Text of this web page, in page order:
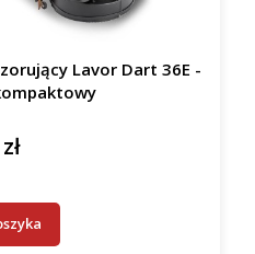
Lavor Dart 36E -